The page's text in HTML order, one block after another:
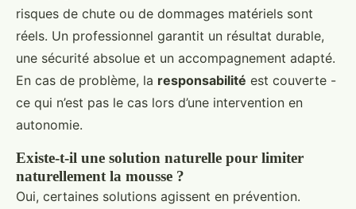
risques de chute ou de dommages matériels sont
réels. Un professionnel garantit un résultat durable,
une sécurité absolue et un accompagnement adapté.
En cas de problème, la responsabilité est couverte -
ce qui n’est pas le cas lors d’une intervention en
autonomie.
Existe-t-il une solution naturelle pour limiter
naturellement la mousse ?
Oui, certaines solutions agissent en prévention.